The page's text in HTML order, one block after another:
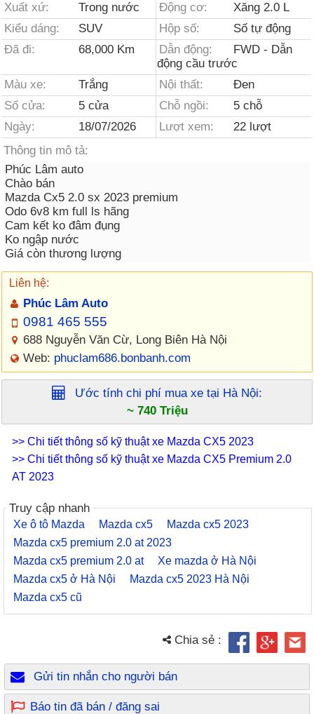
Xuất xứ:
Trong nước Động cơ:
Xăng 2.0 L
Kiểu dáng:
SUV Hộp số:
Số tự động
Đã đi:
68,000 Km Dẫn động:
FWD - Dẫn
động cầu trước
Màu xe:
Trắng Nội thất:
Đen
Số cửa:
5 cửa Chỗ ngồi:
5 chỗ
Ngày:
18/07/2026 Lượt xem:
22 lượt
Thông tin mô tả:
Phúc Lâm auto
Chào bán
Mazda Cx5 2.0 sx 2023 premium
Odo 6v8 km full ls hãng
Cam kết ko đâm đụng
Ko ngập nước
Giá còn thương lượng
Liên hệ:
Phúc Lâm Auto
0981 465 555
688 Nguyễn Văn Cừ, Long Biên Hà Nội
Web: phuclam686.bonbanh.com
Ước tính chi phí mua xe tại Hà Nội:
~ 740 Triệu
>> Chi tiết thông số kỹ thuật xe Mazda CX5 2023
>> Chi tiết thông số kỹ thuật xe Mazda CX5 Premium 2.0
AT 2023
Truy cập nhanh
Xe ô tô Mazda Mazda cx5
Mazda cx5 2023
Mazda cx5 premium 2.0 at 2023
Mazda cx5 premium 2.0 at
Xe mazda ở Hà Nội
Mazda cx5 ở Hà Nội
Mazda cx5 2023 Hà Nội
Mazda cx5 cũ
Chia sẻ :
Gửi tin nhắn cho người bán
Báo tin đã bán / đăng sai